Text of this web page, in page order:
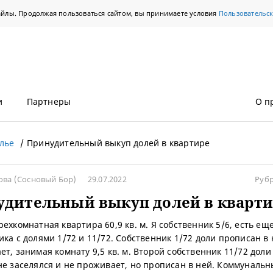
Продолжая пользоваться сайтом, вы принимаете условия
Партнеры О
Принудительный выкуп долей в квартире
(Сосновый Бор) 29.07.2022
выкуп долей в
квартира 60,9 кв. м. Я собственник 5/6, есть
с долями 1/72 и 11/72. Собственник 1/72 доли прописан в
занимая комнату 9,5 кв. м. Второй собственник 11/72 доли
заселялся и не проживает, но прописан в ней.